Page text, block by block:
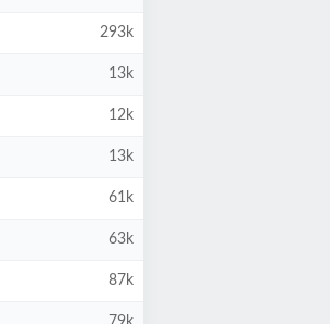
293k
13k
12k
13k
61k
63k
87k